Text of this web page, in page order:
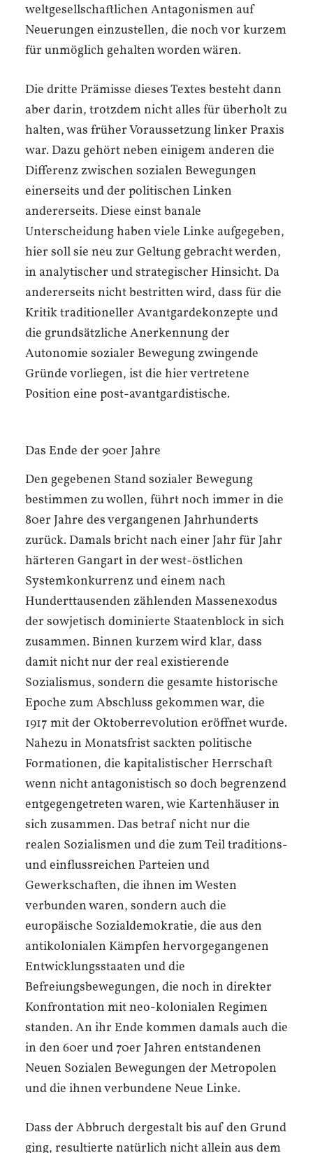
weltgesellschaftlichen Antagonismen auf
Neuerungen einzustellen, die noch vor kurzem
für unmöglich gehalten worden wären.
Die dritte Prämisse dieses Textes besteht dann
aber darin, trotzdem nicht alles für überholt zu
halten, was früher Voraussetzung linker Praxis
war. Dazu gehört neben einigem anderen die
Differenz zwischen sozialen Bewegungen
einerseits und der politischen Linken
andererseits. Diese einst banale
Unterscheidung haben viele Linke aufgegeben,
hier soll sie neu zur Geltung gebracht werden,
in analytischer und strategischer Hinsicht. Da
andererseits nicht bestritten wird, dass für die
Kritik traditioneller Avantgardekonzepte und
die grundsätzliche Anerkennung der
Autonomie sozialer Bewegung zwingende
Gründe vorliegen, ist die hier vertretene
Position eine post-avantgardistische.
Das Ende der 90er Jahre
Den gegebenen Stand sozialer Bewegung
bestimmen zu wollen, führt noch immer in die
80er Jahre des vergangenen Jahrhunderts
zurück. Damals bricht nach einer Jahr für Jahr
härteren Gangart in der west-östlichen
Systemkonkurrenz und einem nach
Hunderttausenden zählenden Massenexodus
der sowjetisch dominierte Staatenblock in sich
zusammen. Binnen kurzem wird klar, dass
damit nicht nur der real existierende
Sozialismus, sondern die gesamte historische
Epoche zum Abschluss gekommen war, die
1917 mit der Oktoberrevolution eröffnet wurde.
Nahezu in Monatsfrist sackten politische
Formationen, die kapitalistischer Herrschaft
wenn nicht antagonistisch so doch begrenzend
entgegengetreten waren, wie Kartenhäuser in
sich zusammen. Das betraf nicht nur die
realen Sozialismen und die zum Teil traditions-
und einflussreichen Parteien und
Gewerkschaften, die ihnen im Westen
verbunden waren, sondern auch die
europäische Sozialdemokratie, die aus den
antikolonialen Kämpfen hervor­gegangenen
Entwicklungsstaaten und die
Befreiungsbewegungen, die noch in direkter
Konfrontation mit neo-kolonialen Regimen
standen. An ihr Ende kommen damals auch die
in den 60er und 70er Jahren entstandenen
Neuen Sozialen Bewegungen der Metropolen
und die ihnen verbundene Neue Linke.
Dass der Abbruch dergestalt bis auf den Grund
ging, resultierte natürlich nicht allein aus dem